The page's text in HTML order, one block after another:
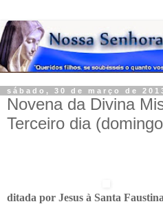
sábado, 30 de março de
Novena da Divina
Terceiro dia
ditada por Jesus à Santa